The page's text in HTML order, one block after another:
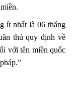
ít nhất là 06 tháng
thủ quy định về
với tên miền quốc